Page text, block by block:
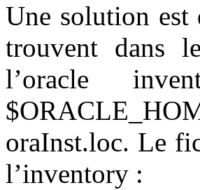
Une solution est
trouvent dans
l’oracle
oraInst.loc. Le
l’inventory :